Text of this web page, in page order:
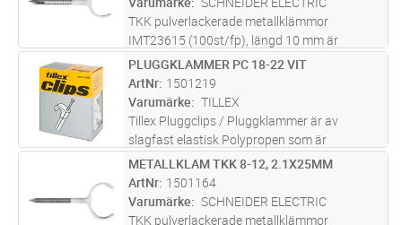
l...läs mer
TKK pulverlackerade metallklämmor
IMT23615 (100st/fp), längd 10 mm är
avsedda för utanpåliggande installationer av
elektriska kablar både inomhus och utomhus:
rund kabel (7-10 mm diameter). Klämman
l...läs mer
FP Lägg i kundvagn
PLUGGKLAMMER PC 18-22 VIT
ArtNr 1501219
Varumärke
TILLEX
Tillex Pluggclips / Pluggklammer är av
slagfast elastisk Polypropen som är
halogenfri och UV-beständig i hög kvalité från
fabriken i Danmark. Snabbt och enkelt
montage för runda kablar 18-22mm med
pl...läs mer
FP Lägg i kundvagn
METALLKLAM TKK 8-12, 2.1X25MM
ArtNr 1501164
Varumärke
SCHNEIDER ELECTRIC
TKK pulverlackerade metallklämmor